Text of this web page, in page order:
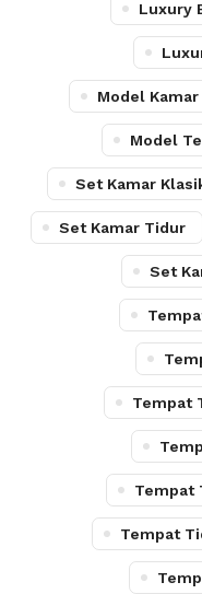
Luxury
Model
Model
Set Kamar
Set Kamar Tidur
Set
Tempat
Tempat
Tempat